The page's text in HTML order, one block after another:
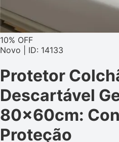
10% OFF
Novo | ID: 14133
Protetor
Descartável
80x60cm:
Proteção